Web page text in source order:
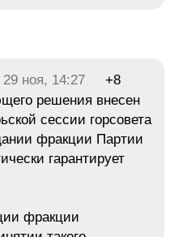
29 ноя, 14:27
+8
решения внесен
сессии горсовета
фракции Партии
гарантирует
фракции